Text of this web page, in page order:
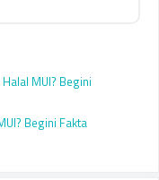
MUI? Begini
Begini Fakta